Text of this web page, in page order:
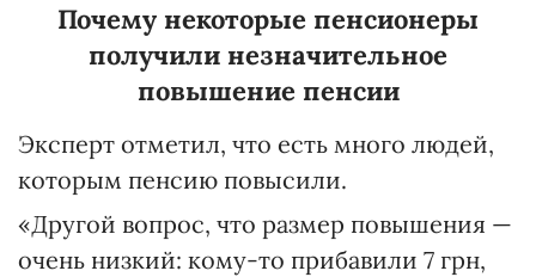
Почему некоторые пенсионеры
получили незначительное
повышение пенсии
Эксперт отметил, что есть много людей,
которым пенсию повысили.
«Другой вопрос, что размер повышения —
очень низкий: кому-то прибавили 7 грн,